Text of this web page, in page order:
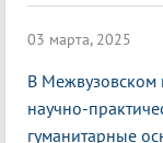
03 марта, 2025
В Межвузовском
научно-
гуманитарные